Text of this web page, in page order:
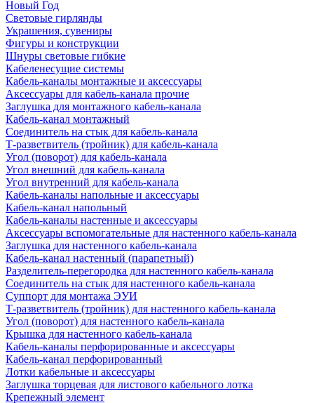
Новый Год
Световые гирлянды
Украшения, сувениры
Фигуры и конструкции
Шнуры световые гибкие
Кабеленесущие системы
Кабель-каналы монтажные и аксессуары
Аксессуары для кабель-канала прочие
Заглушка для монтажного кабель-канала
Кабель-канал монтажный
Соединитель на стык для кабель-канала
Т-разветвитель (тройник) для кабель-канала
Угол (поворот) для кабель-канала
Угол внешний для кабель-канала
Угол внутренний для кабель-канала
Кабель-каналы напольные и аксессуары
Кабель-канал напольный
Кабель-каналы настенные и аксессуары
Аксессуары вспомогательные для настенного кабель-канала
Заглушка для настенного кабель-канала
Кабель-канал настенный (парапетный)
Разделитель-перегородка для настенного кабель-канала
Соединитель на стык для настенного кабель-канала
Суппорт для монтажа ЭУИ
Т-разветвитель (тройник) для настенного кабель-канала
Угол (поворот) для настенного кабель-канала
Крышка для настенного кабель-канала
Кабель-каналы перфорированные и аксессуары
Кабель-канал перфорированный
Лотки кабельные и аксессуары
Заглушка торцевая для листового кабельного лотка
Крепежный элемент